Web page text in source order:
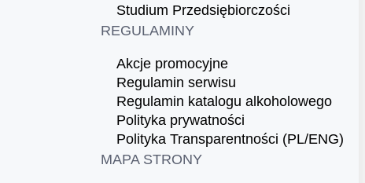
Studium Przedsiębiorczości
REGULAMINY
Akcje promocyjne
Regulamin serwisu
Regulamin katalogu alkoholowego
Polityka prywatności
Polityka Transparentności (PL/ENG)
MAPA STRONY